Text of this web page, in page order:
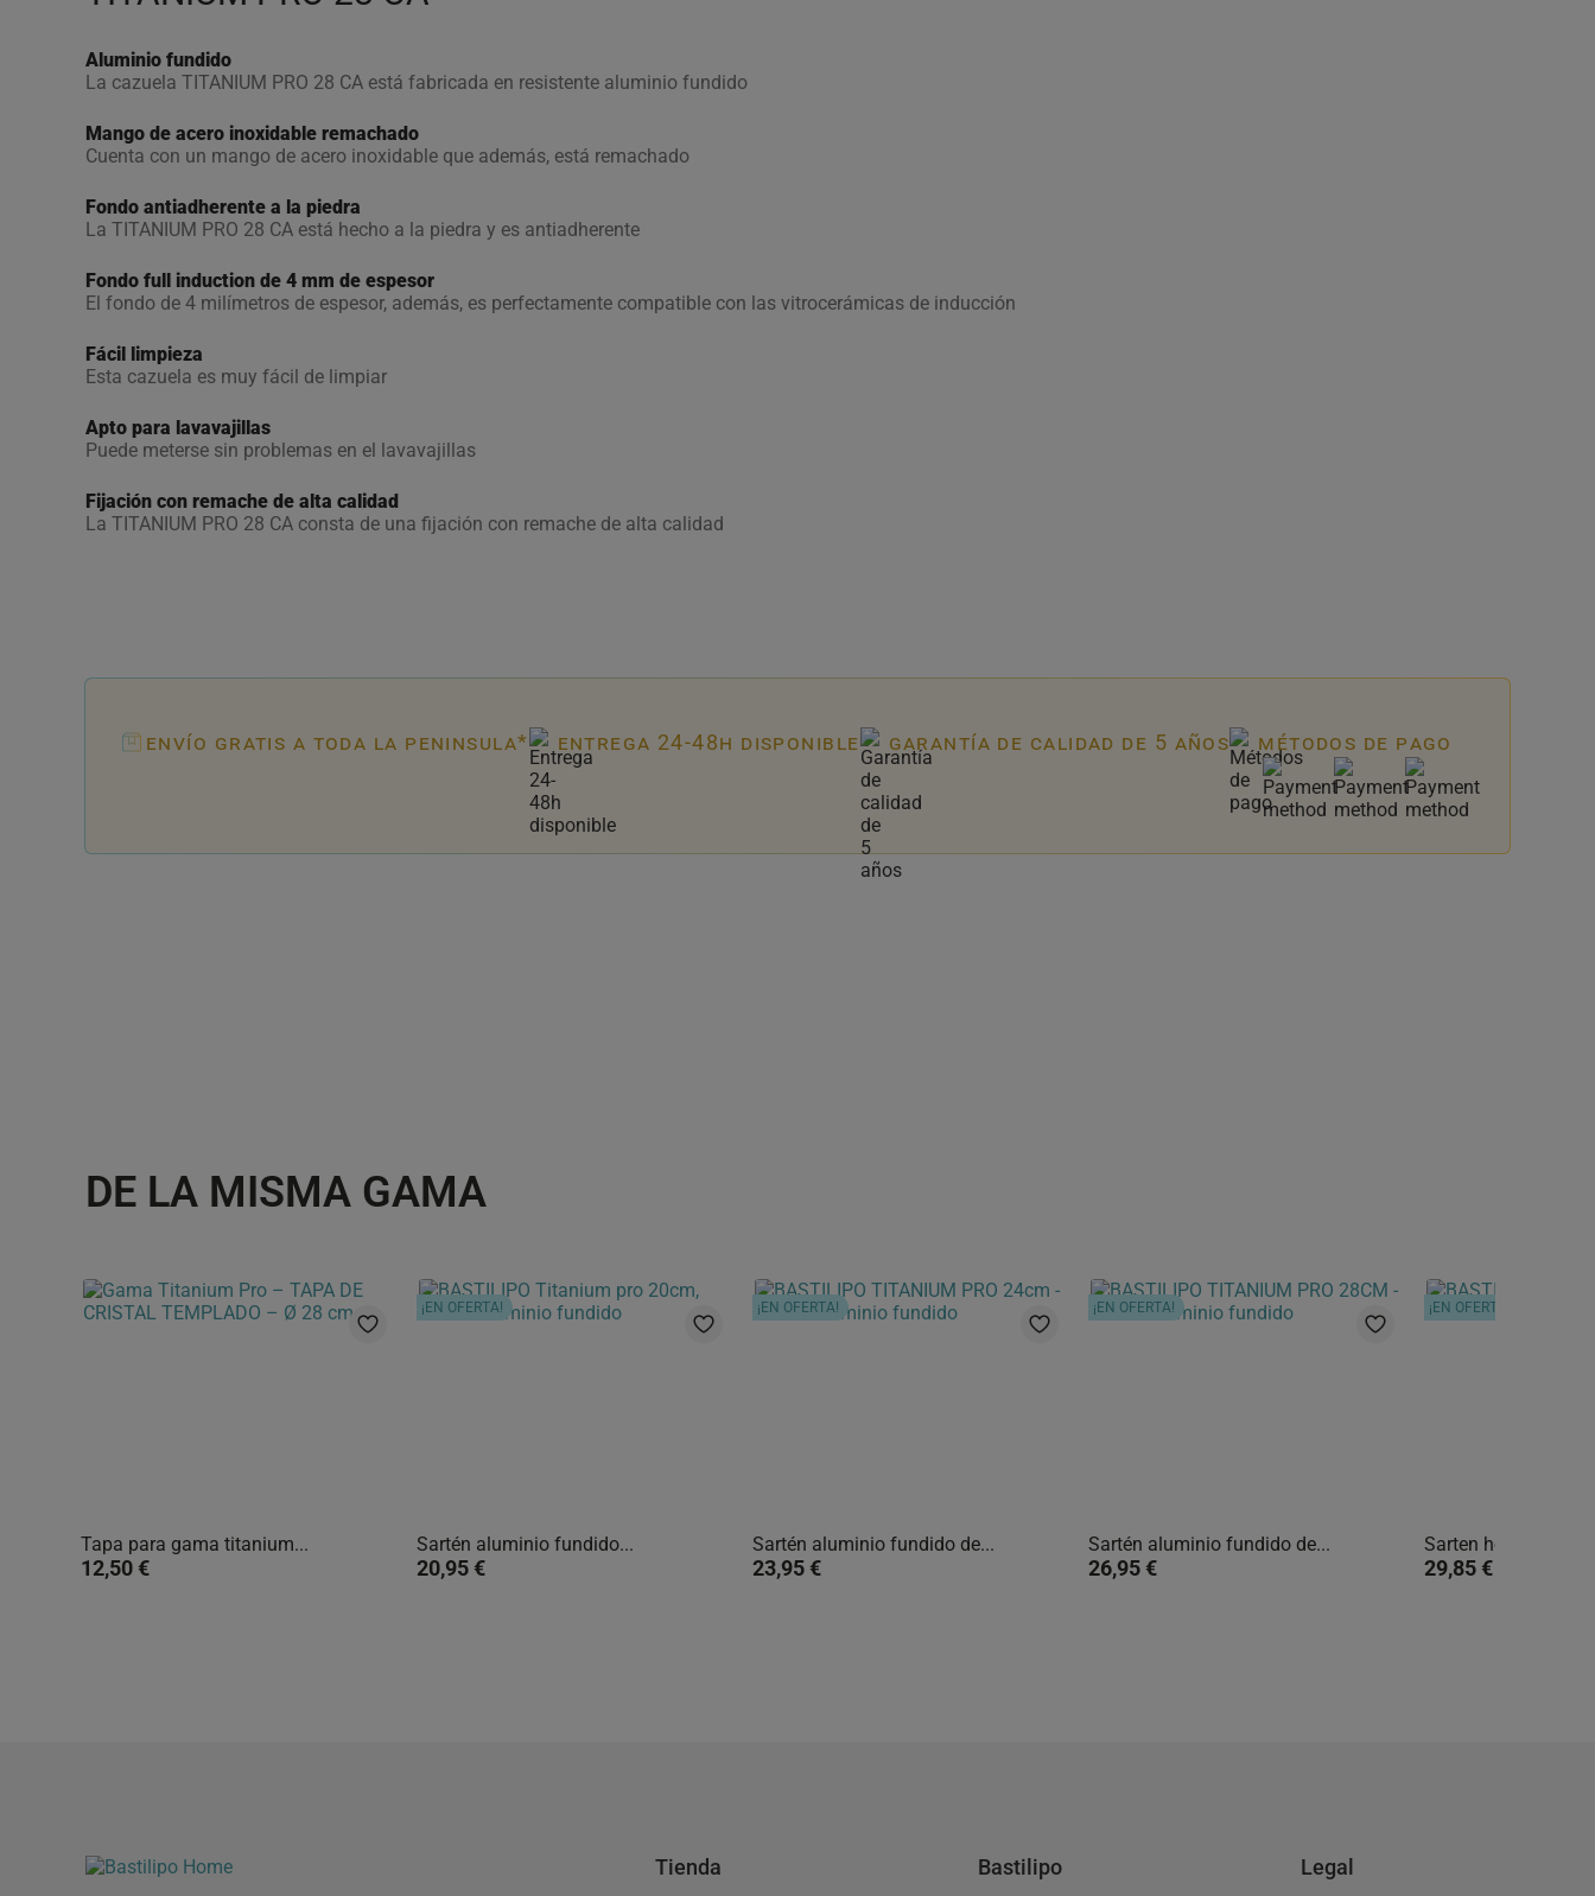
Aluminio fundido
La cazuela TITANIUM PRO 28 CA está fabricada en resistente aluminio fundido
Mango de acero inoxidable remachado
Cuenta con un mango de acero inoxidable que además, está remachado
Fondo antiadherente a la piedra
La TITANIUM PRO 28 CA está hecho a la piedra y es antiadherente
Fondo full induction de 4 mm de espesor
El fondo de 4 milímetros de espesor, además, es perfectamente compatible con las vitrocerámicas de inducción
Fácil limpieza
Esta cazuela es muy fácil de limpiar
Apto para lavavajillas
Puede meterse sin problemas en el lavavajillas
Fijación con remache de alta calidad
La TITANIUM PRO 28 CA consta de una fijación con remache de alta calidad
envío gratis a toda la peninsula* entrega 24-48h disponible garantía de calidad de 5 años métodos de pago
DE LA MISMA GAMA
Vista rápida
Tapa para gama titanium...
12,50 €
Vista rápida
Sartén aluminio fundido...
20,95 €
¡EN OFERTA!
Vista rápida
Sartén aluminio fundido de...
23,95 €
¡EN OFERTA!
Vista rápida
Sartén aluminio fundido de...
26,95 €
¡EN OFERTA!
Sarten honda
29,85 €
¡EN OFERTA!
Tienda Bastilipo Legal